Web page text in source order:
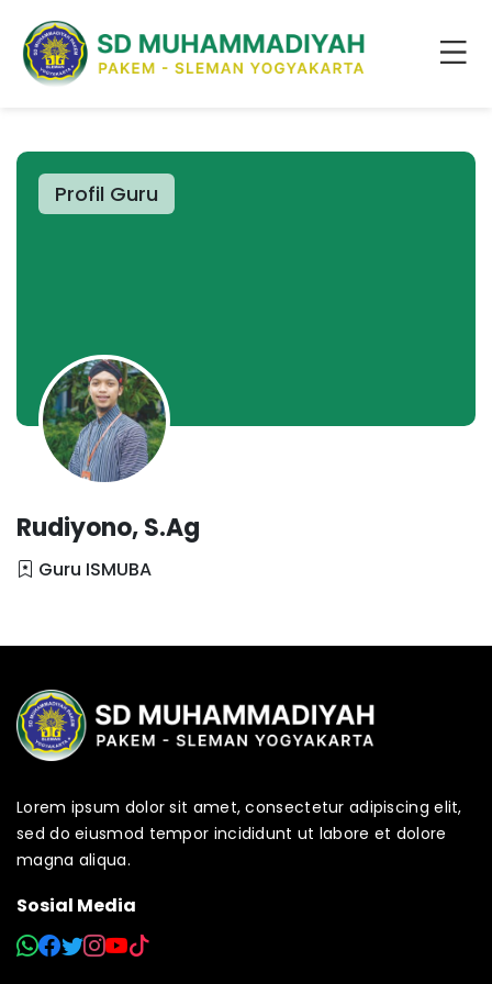
Profil Guru
Rudiyono, S.Ag
Guru ISMUBA
Lorem ipsum dolor sit amet, consectetur adipiscing elit,
sed do eiusmod tempor incididunt ut labore et dolore
magna aliqua.
Sosial Media